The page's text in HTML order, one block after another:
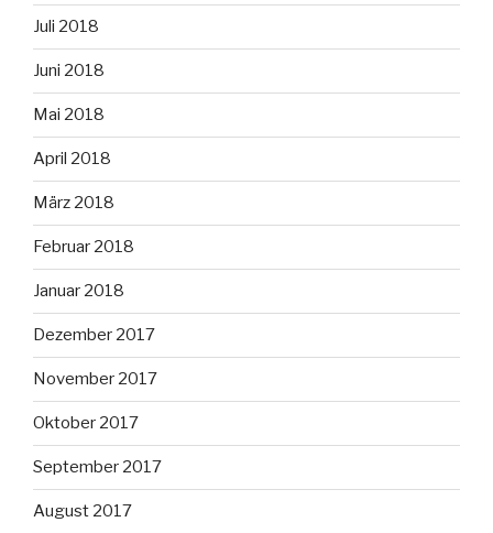
Juli 2018
Juni 2018
Mai 2018
April 2018
März 2018
Februar 2018
Januar 2018
Dezember 2017
November 2017
Oktober 2017
September 2017
August 2017